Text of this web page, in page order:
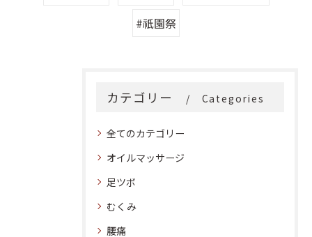
#祇園祭
カテゴリー Categories
全てのカテゴリー
オイルマッサージ
足ツボ
むくみ
腰痛